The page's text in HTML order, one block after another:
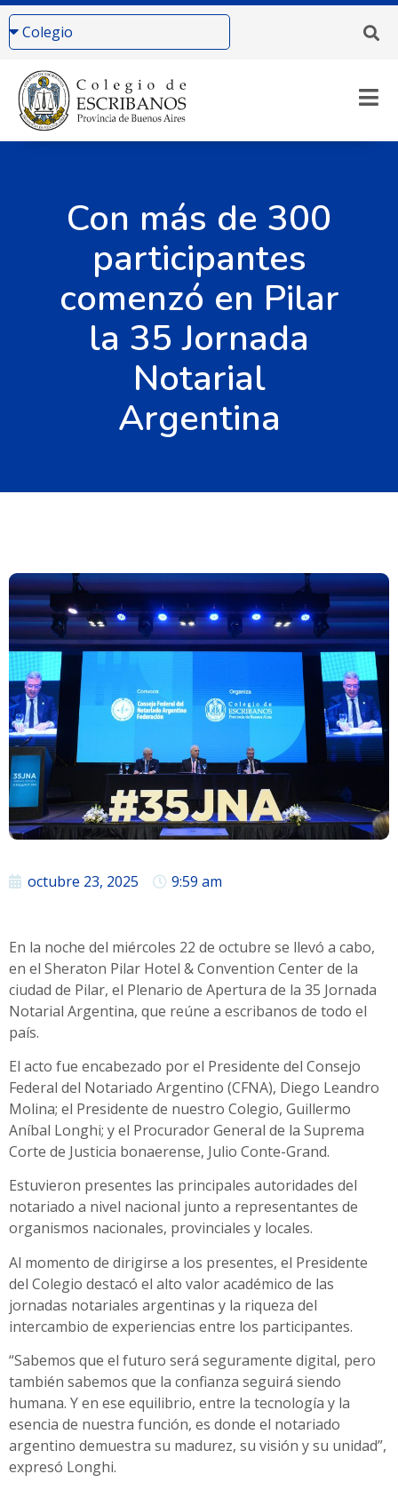
​Con más de 300
participantes
comenzó en Pilar
la 35 Jornada
Notarial
Argentina
octubre 23, 2025 9:59 am
En la noche del miércoles 22 de octubre se llevó a cabo,
en el Sheraton Pilar Hotel & Convention Center de la
ciudad de Pilar, el Plenario de Apertura de la 35 Jornada
Notarial Argentina, que reúne a escribanos de todo el
país.
El acto fue encabezado por el Presidente del Consejo
Federal del Notariado Argentino (CFNA), Diego Leandro
Molina; el Presidente de nuestro Colegio, Guillermo
Aníbal Longhi; y el Procurador General de la Suprema
Corte de Justicia bonaerense, Julio Conte-Grand.
Estuvieron presentes las principales autoridades del
notariado a nivel nacional junto a representantes de
organismos nacionales, provinciales y locales.
Al momento de dirigirse a los presentes, el Presidente
del Colegio destacó el alto valor académico de las
jornadas notariales argentinas y la riqueza del
intercambio de experiencias entre los participantes.
“Sabemos que el futuro será seguramente digital, pero
también sabemos que la confianza seguirá siendo
humana. Y en ese equilibrio, entre la tecnología y la
esencia de nuestra función, es donde el notariado
argentino demuestra su madurez, su visión y su unidad”,
expresó Longhi.